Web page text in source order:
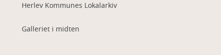
Herlev Kommunes Lokalarkiv
Galleriet i midten